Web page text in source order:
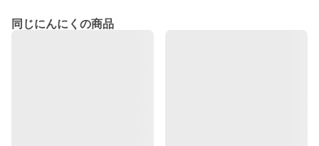
同じにんにくの商品